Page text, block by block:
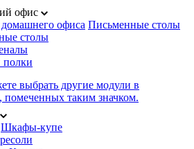
офис
офиса Письменные столы
столы
полки
выбрать другие модули в
помеченных таким значком.
Шкафы-купе